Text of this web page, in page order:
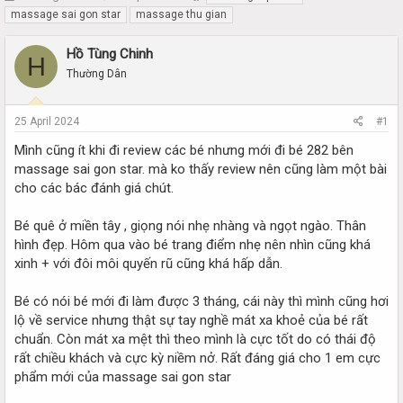
h
r
a
d
t
a
t
e
r
t
a
t
d
t
massage sai gon star
massage thu gian
H Hồ Tùng Chinh
Thường Dân
25 April 2024 #1
Mình cũng ít khi đi review các bé nhưng mới đi bé 282 bên
massage sai gon star. mà ko thấy review nên cũng làm một bài
cho các bác đánh giá chút.
Bé quê ở miền tây , giọng nói nhẹ nhàng và ngọt ngào. Thân
hình đẹp. Hôm qua vào bé trang điểm nhẹ nên nhìn cũng khá
xinh + với đôi môi quyến rũ cũng khá hấp dẫn.
Bé có nói bé mới đi làm được 3 tháng, cái này thì mình cũng hơi
lộ về service nhưng thật sự tay nghề mát xa khoẻ của bé rất
chuẩn. Còn mát xa mệt thì theo mình là cực tốt do có thái độ
rất chiều khách và cực kỳ niềm nở. Rất đáng giá cho 1 em cực
phẩm mới của massage sai gon star